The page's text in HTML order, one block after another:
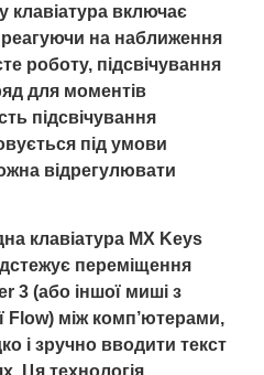
клавіатура включає
реагуючи на наближення
роботу, підсвічування
для моментів
підсвічування
під умови
відрегулювати
клавіатура MX Keys
переміщення
3 (або іншої миші з
Flow) між комп’ютерами,
і зручно вводити текст